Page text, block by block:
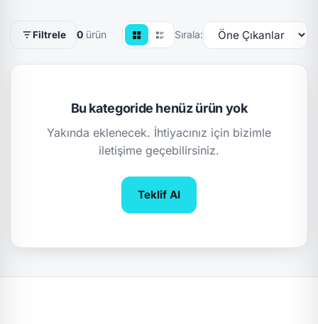
Filtrele 0 ürün Sırala:
Bu kategoride henüz ürün yok
Yakında eklenecek. İhtiyacınız için bizimle
iletişime geçebilirsiniz.
Teklif Al